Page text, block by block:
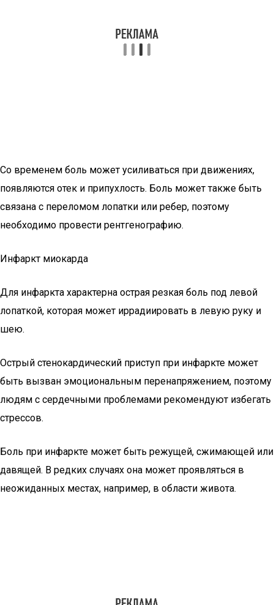
Со временем боль может усиливаться при движениях,
появляются отек и припухлость. Боль может также быть
связана с переломом лопатки или ребер, поэтому
необходимо провести рентгенографию.
Инфаркт миокарда
Для инфаркта характерна острая резкая боль под левой
лопаткой, которая может иррадиировать в левую руку и
шею.
Острый стенокардический приступ при инфаркте может
быть вызван эмоциональным перенапряжением, поэтому
людям с сердечными проблемами рекомендуют избегать
стрессов.
Боль при инфаркте может быть режущей, сжимающей или
давящей. В редких случаях она может проявляться в
неожиданных местах, например, в области живота.